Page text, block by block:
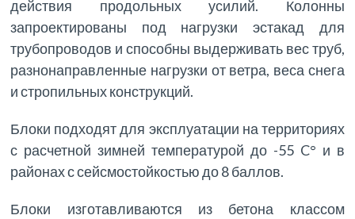
действия продольных усилий. Колонны
запроектированы под нагрузки эстакад для
трубопроводов и способны выдерживать вес труб,
разнонаправленные нагрузки от ветра, веса снега
и стропильных конструкций.
Блоки подходят для эксплуатации на территориях
с расчетной зимней температурой до -55 C° и в
районах с сейсмостойкостью до 8 баллов.
Блоки изготавливаются из бетона классом